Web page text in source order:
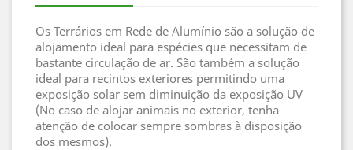
Os Terrários em Rede de Alumínio são a solução de
alojamento ideal para espécies que necessitam de
bastante circulação de ar. São também a solução
ideal para recintos exteriores permitindo uma
exposição solar sem diminuição da exposição UV
(No caso de alojar animais no exterior, tenha
atenção de colocar sempre sombras à disposição
dos mesmos).